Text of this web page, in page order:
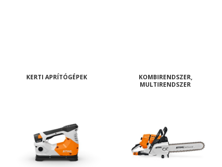
KERTI APRÍTÓGÉPEK
KOMBIRENDSZER,
MULTIRENDSZER